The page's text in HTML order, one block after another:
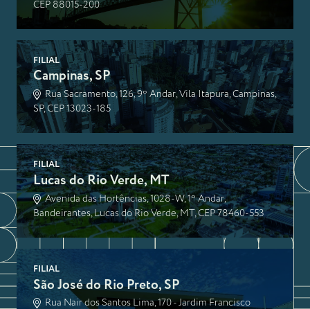
CEP 88015-200
FILIAL
Campinas, SP
Rua Sacramento, 126, 9º Andar, Vila Itapura, Campinas,
SP, CEP 13023-185
FILIAL
Lucas do Rio Verde, MT
Avenida das Hortências, 1028-W, 1º Andar,
Bandeirantes, Lucas do Rio Verde, MT, CEP 78460-553
FILIAL
São José do Rio Preto, SP
Rua Nair dos Santos Lima, 170 - Jardim Francisco